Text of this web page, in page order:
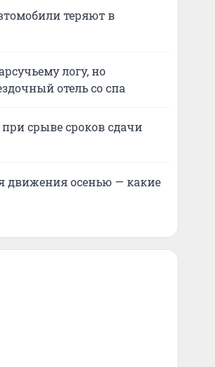
теряют в
логу, но
отель со спа
срыве сроков сдачи
движения осенью — какие